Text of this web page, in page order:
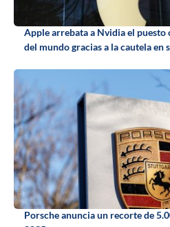
Apple arrebata a Nvidia el puesto
del mundo gracias a la cautela en
Porsche anuncia un recorte de